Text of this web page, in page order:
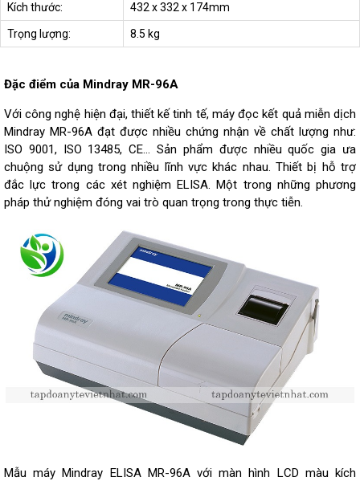
Kích thước: 432 x 332 x 174mm
Trọng lượng: 8.5 kg
Đặc điểm của Mindray MR-96A
Với công nghệ hiện đại, thiết kế tinh tế, máy đọc kết quả miễn dịch
Mindray MR-96A đạt được nhiều chứng nhận về chất lượng như:
ISO 9001, ISO 13485, CE… Sản phẩm được nhiều quốc gia ưa
chuộng sử dụng trong nhiều lĩnh vực khác nhau. Thiết bị hỗ trợ
đắc lực trong các xét nghiệm ELISA. Một trong những phương
pháp thử nghiệm đóng vai trò quan trọng trong thực tiễn.
Mẫu máy Mindray ELISA MR-96A với màn hình LCD màu kích